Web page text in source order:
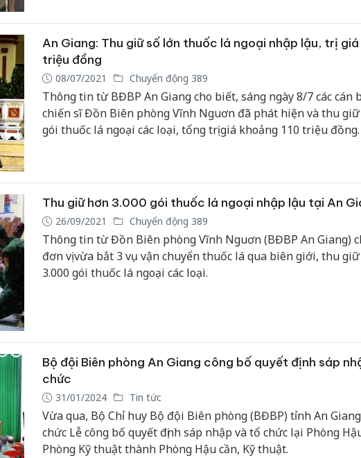
An Giang: Thu giữ số lớn thuốc lá ngoại nhập lậu, trị giá
triệu đồng
08/07/2021 Chuyển động 389
Thông tin từ BĐBP An Giang cho biết, sáng ngày 8/7 các cán
chiến sĩ Đồn Biên phòng Vĩnh Nguơn đã phát hiện và thu giữ
gói thuốc lá ngoại các loại, tổng trị giá khoảng 110 triệu đồng.
Thu giữ hơn 3.000 gói thuốc lá ngoại nhập lậu tại An
26/09/2021 Chuyển động 389
Thông tin từ Đồn Biên phòng Vĩnh Nguơn (BĐBP An Giang)
đơn vị vừa bắt 3 vụ vận chuyển thuốc lá qua biên giới, thu
3.000 gói thuốc lá ngoại các loại.
Bộ đội Biên phòng An Giang công bố quyết định sáp
chức
31/01/2024 Tin tức
Vừa qua, Bộ Chỉ huy Bộ đội Biên phòng (BĐBP) tỉnh An
chức Lễ công bố quyết định sáp nhập và tổ chức lại Phòng
Phòng Kỹ thuật thành Phòng Hậu cần, Kỹ thuật.
công
ngàn
nhập
doanh
Thanh
hại